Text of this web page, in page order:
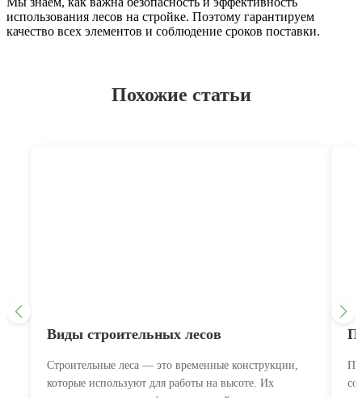
использования лесов на стройке. Поэтому гарантируем
качество всех элементов и соблюдение сроков поставки.
Похожие статьи
Виды строительных лесов
Строительные леса — это временные конструкции,
которые используют для работы на высоте. Их